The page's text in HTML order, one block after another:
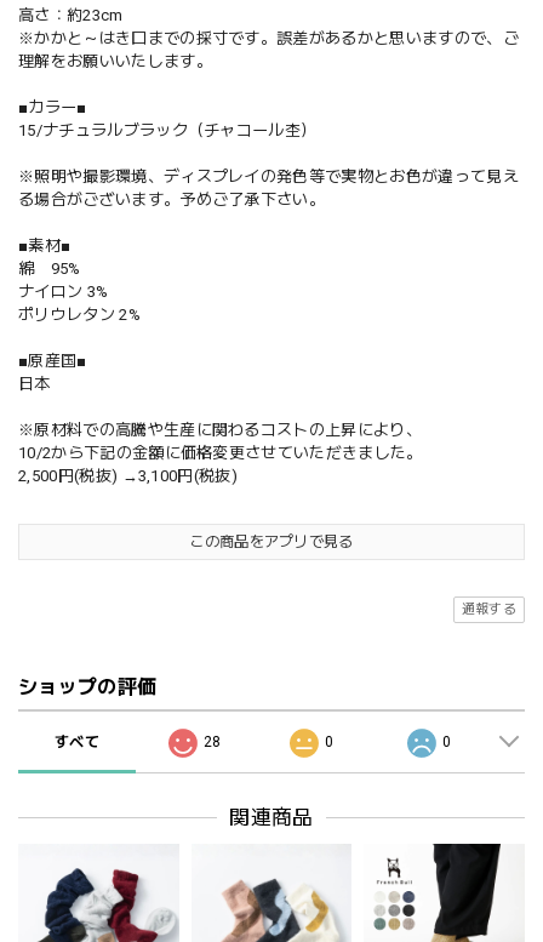
高さ：約23cm
※かかと～はき口までの採寸です。誤差があるかと思いますので、ご
理解をお願いいたします。
■カラー■
15/ナチュラルブラック（チャコール杢）
※照明や撮影環境、ディスプレイの発色等で実物とお色が違って見え
る場合がございます。予めご了承下さい。
■素材■
綿 95%
ナイロン 3%
ポリウレタン 2%
■原産国■
日本
※原材料での高騰や生産に関わるコストの上昇により、
10/2から下記の金額に価格変更させていただきました。
2,500円(税抜) →3,100円(税抜)
この商品をアプリで見る
通報する
ショップの評価
すべて 28 0 0
関連商品